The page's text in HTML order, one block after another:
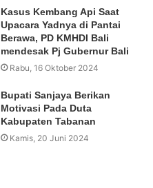
Kasus Kembang Api Saat
Upacara Yadnya di Pantai
Berawa, PD KMHDI Bali
mendesak Pj Gubernur Bali
Rabu, 16 Oktober 2024
Bupati Sanjaya Berikan
Motivasi Pada Duta
Kabupaten Tabanan
Kamis, 20 Juni 2024